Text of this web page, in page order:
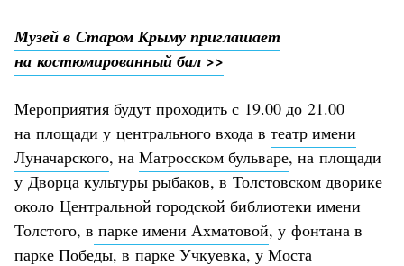
Музей в Старом Крыму приглашает
на костюмированный бал >>
Мероприятия будут проходить с 19.00 до 21.00
на площади у центрального входа в театр имени
Луначарского, на Матросском бульваре, на площади
у Дворца культуры рыбаков, в Толстовском дворике
около Центральной городской библиотеки имени
Толстого, в парке имени Ахматовой, у фонтана в
парке Победы, в парке Учкуевка, у Моста